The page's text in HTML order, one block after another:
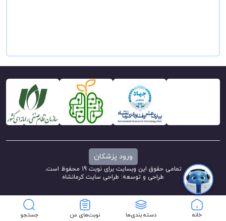
خانه دسته بندی‌ها نوبت‌های من جستجو
ورود پزشکان
تمامی حقوق این وبسایت برای نوبت 19 محفوظ است.
طراحی و توسعه: طراحی سایت کرمانشاه